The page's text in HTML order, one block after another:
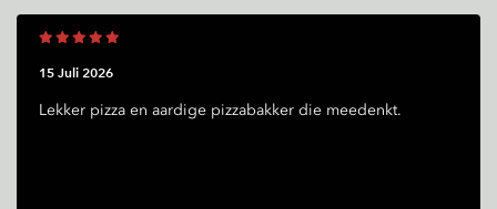
15 Juli 2026
Lekker pizza en aardige pizzabakker die meedenkt.